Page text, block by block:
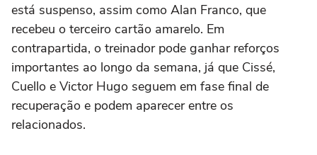
está suspenso, assim como Alan Franco, que
recebeu o terceiro cartão amarelo. Em
contrapartida, o treinador pode ganhar reforços
importantes ao longo da semana, já que Cissé,
Cuello e Victor Hugo seguem em fase final de
recuperação e podem aparecer entre os
relacionados.